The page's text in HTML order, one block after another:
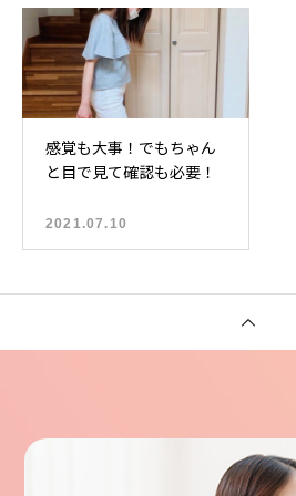
感覚も大事！でもちゃん
と目で見て確認も必要！
2021.07.10